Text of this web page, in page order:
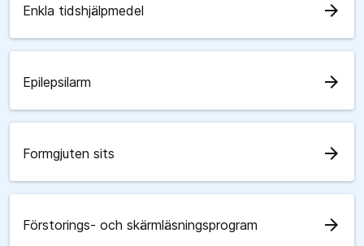
Enkla tidshjälpmedel arrow_forward
Epilepsilarm arrow_forward
Formgjuten sits arrow_forward
Förstorings- och skärmläsningsprogram arrow_forward